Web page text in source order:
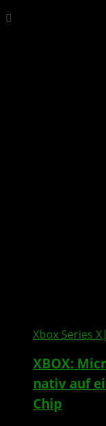
Xbox Series
XBOX:
nativ auf
Chip